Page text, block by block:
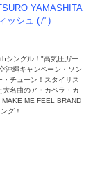
YAMASHITA
ッシュ (7")
シングル！"高気圧ガー
沖縄キャンペーン・ソン
・チューン！スタイリス
大名曲のア・カペラ・カ
MAKE ME FEEL BRAND
グ！